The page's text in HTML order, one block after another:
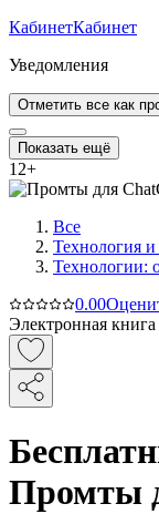
КабинетКабинет
Уведомления
Отметить все как
Показать ещё
12+
Все
Технология и
Технологии:
0.00
Электронная книга
Промты